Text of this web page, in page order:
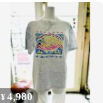
ーハワイアン 古着
¥4,980